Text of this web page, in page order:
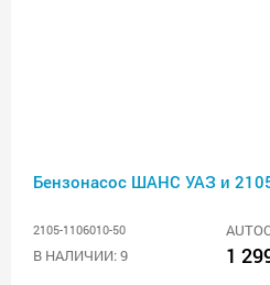
Бензонасос ШАНС УАЗ и
2105-1106010-50
В НАЛИЧИИ: 9
1